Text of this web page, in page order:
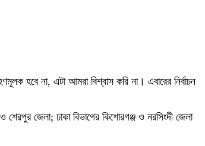
হবে না, এটা আমরা বিশ্বাস করি না। এবারের নির্বাচন
জেলা; ঢাকা বিভাগের কিশোরগঞ্জ ও নরসিংদী জেলা